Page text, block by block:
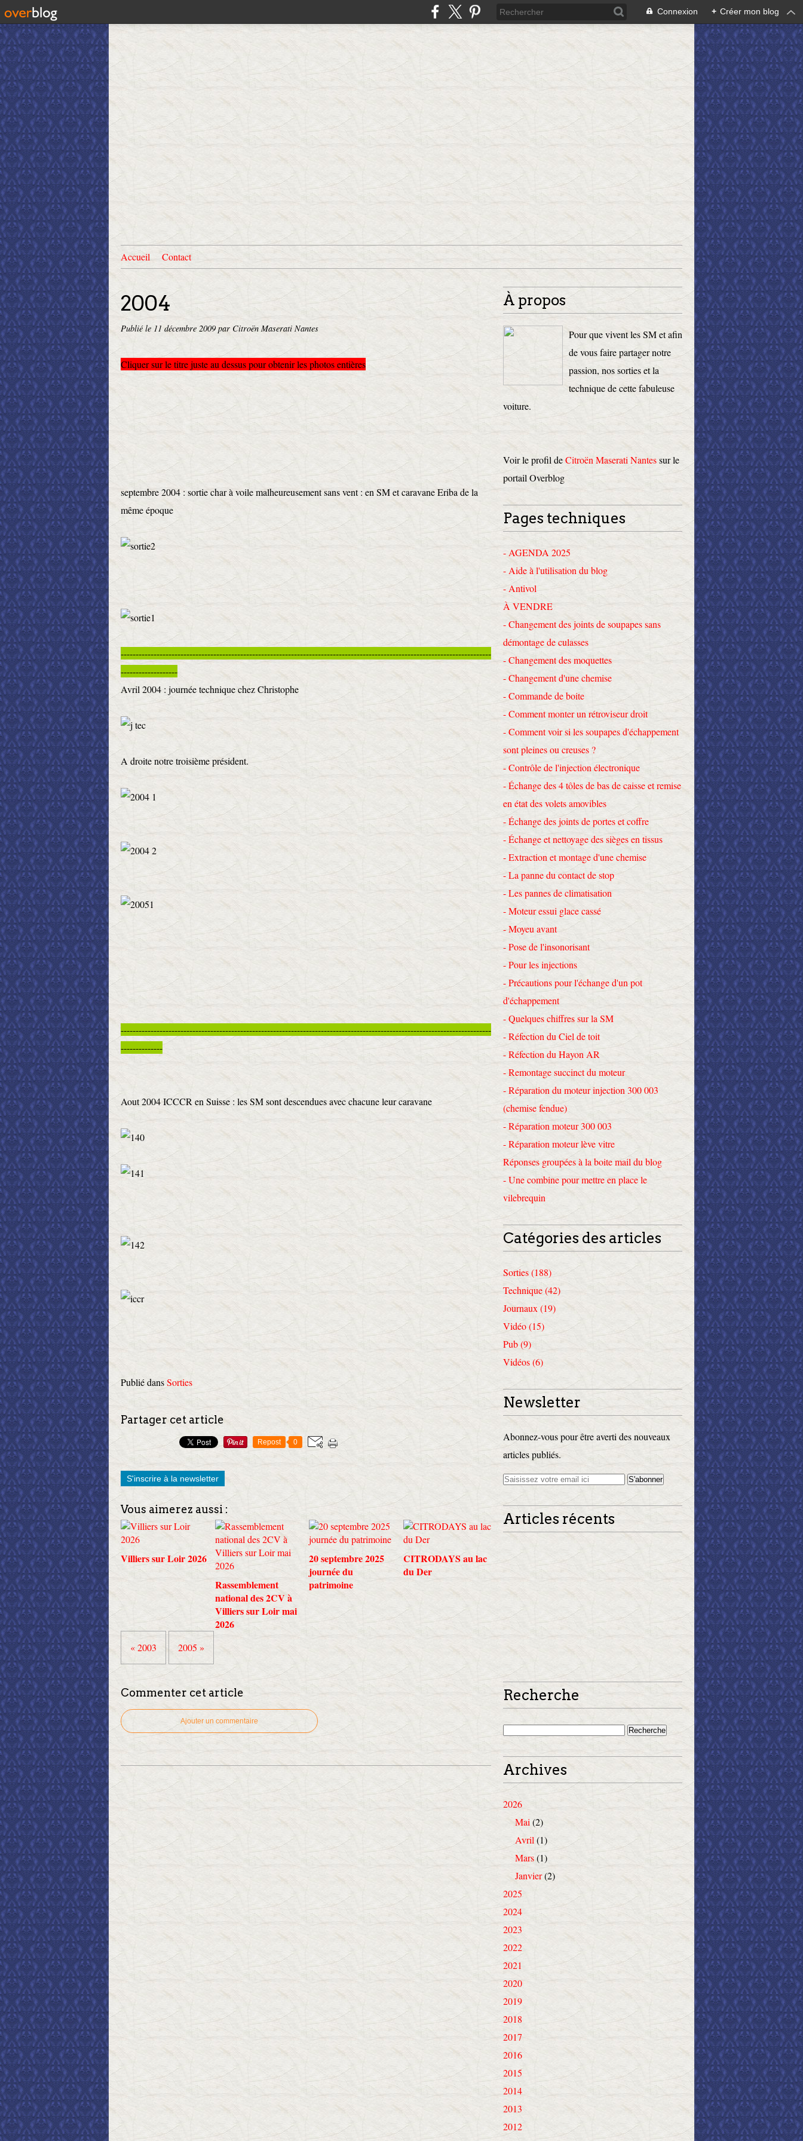
Connexion + Créer mon blog
Accueil Contact
2004
Publié le 11 décembre 2009 par Citroën Maserati Nantes
Cliquer sur le titre juste au dessus pour obtenir les photos entières
septembre 2004 : sortie char à voile malheureusement sans vent : en SM et caravane Eriba de la
même époque
----------------------------------------------------------------------------------------------------------------------------
-------------------
Avril 2004 : journée technique chez Christophe
A droite notre troisième président.
----------------------------------------------------------------------------------------------------------------------------
--------------
Aout 2004 ICCCR en Suisse : les SM sont descendues avec chacune leur caravane
Publié dansSorties
Partager cet article
Repost 0
S'inscrire à la newsletter
Vous aimerez aussi :
Villiers sur Loir 2026
Rassemblement
national des 2CV à
Villiers sur Loir mai
2026
20 septembre 2025
journée du
patrimoine
CITRODAYS au lac
du Der
« 2003 2005 »
Commenter cet article
Ajouter un commentaire
À propos
Pour que vivent les SM et afin
de vous faire partager notre
passion, nos sorties et la
technique de cette fabuleuse
voiture.
Voir le profil deCitroën Maserati Nantessur le
portail Overblog
Pages techniques
- AGENDA 2025
- Aide à l'utilisation du blog
- Antivol
À VENDRE
- Changement des joints de soupapes sans
démontage de culasses
- Changement des moquettes
- Changement d'une chemise
- Commande de boite
- Comment monter un rétroviseur droit
- Comment voir si les soupapes d'échappement
sont pleines ou creuses ?
- Contrôle de l'injection électronique
- Échange des 4 tôles de bas de caisse et remise
en état des volets amovibles
- Échange des joints de portes et coffre
- Échange et nettoyage des sièges en tissus
- Extraction et montage d'une chemise
- La panne du contact de stop
- Les pannes de climatisation
- Moteur essui glace cassé
- Moyeu avant
- Pose de l'insonorisant
- Pour les injections
- Précautions pour l'échange d'un pot
d'échappement
- Quelques chiffres sur la SM
- Réfection du Ciel de toit
- Réfection du Hayon AR
- Remontage succinct du moteur
- Réparation du moteur injection 300 003
(chemise fendue)
- Réparation moteur 300 003
- Réparation moteur lève vitre
Réponses groupées à la boite mail du blog
- Une combine pour mettre en place le
vilebrequin
Catégories des articles
Sorties (188)
Technique (42)
Journaux (19)
Vidéo (15)
Pub (9)
Vidéos (6)
Newsletter
Abonnez-vous pour être averti des nouveaux
articles publiés.
Articles récents
Recherche
Archives
2026
Mai (2)
Avril (1)
Mars(1)
Janvier(2)
2025
2024
2023
2022
2021
2020
2019
2018
2017
2016
2015
2014
2013
2012